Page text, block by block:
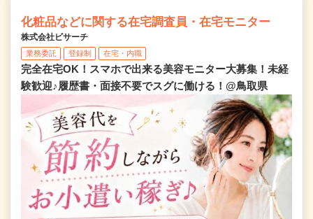
化粧品などに関する在宅調査員・在宅モニター
株式会社ビサーチ
業務委託 登録制 在宅・内職
完全在宅OK！スマホで出来る美容モニター大募集！未経
験歓迎♪履歴書・面接不要でスグに働ける！@鳥取県